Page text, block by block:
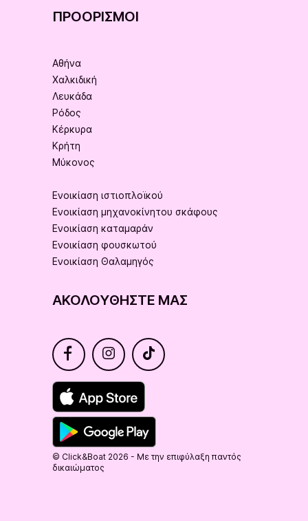
ΠΡΟΟΡΙΣΜΟΊ
Αθήνα
Χαλκιδική
Λευκάδα
Ρόδος
Κέρκυρα
Κρήτη
Μύκονος
Ενοικίαση ιστιοπλοϊκού
Ενοικίαση μηχανοκίνητου σκάφους
Ενοικίαση καταμαράν
Ενοικίαση φουσκωτού
Ενοικίαση Θαλαμηγός
ΑΚΟΛΟΥΘΉΣΤΕ ΜΑΣ
© Click&Boat 2026 - Με την επιφύλαξη παντός
δικαιώματος